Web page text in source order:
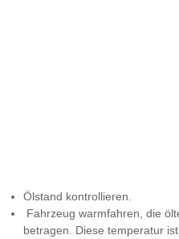
Ölstand kontrollieren.
Fahrzeug warmfahren, die
betragen. Diese temperatur